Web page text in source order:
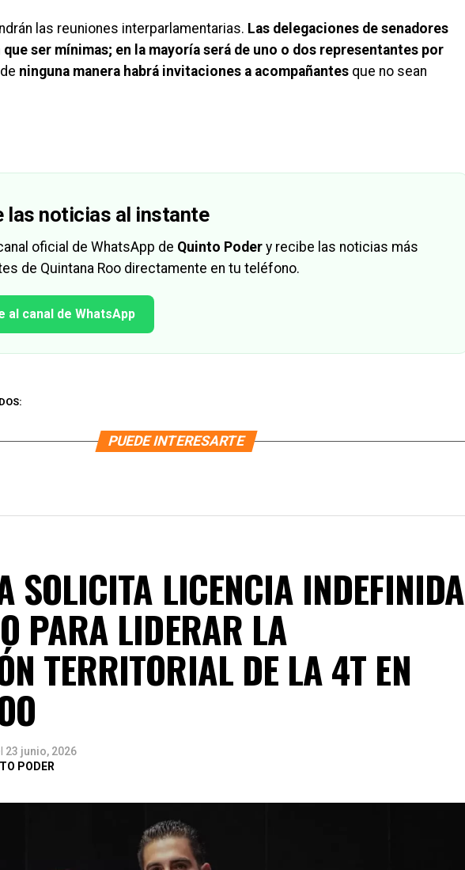
las reuniones interparlamentarias. Las delegaciones de senadores
ser mínimas; en la mayoría será de uno o dos representantes por
ninguna manera habrá invitaciones a acompañantes que no sean
las noticias al instante
oficial de WhatsApp de Quinto Poder y recibe las noticias más
de Quintana Roo directamente en tu teléfono.
al canal de WhatsApp
PUEDE INTERESARTE
SOLICITA LICENCIA INDEFINIDA
PARA LIDERAR LA
TERRITORIAL DE LA 4T EN
23 junio, 2026
PODER